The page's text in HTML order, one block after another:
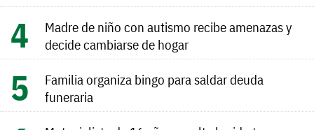
Madre de niño con autismo recibe amenazas y
decide cambiarse de hogar
Familia organiza bingo para saldar deuda
funeraria